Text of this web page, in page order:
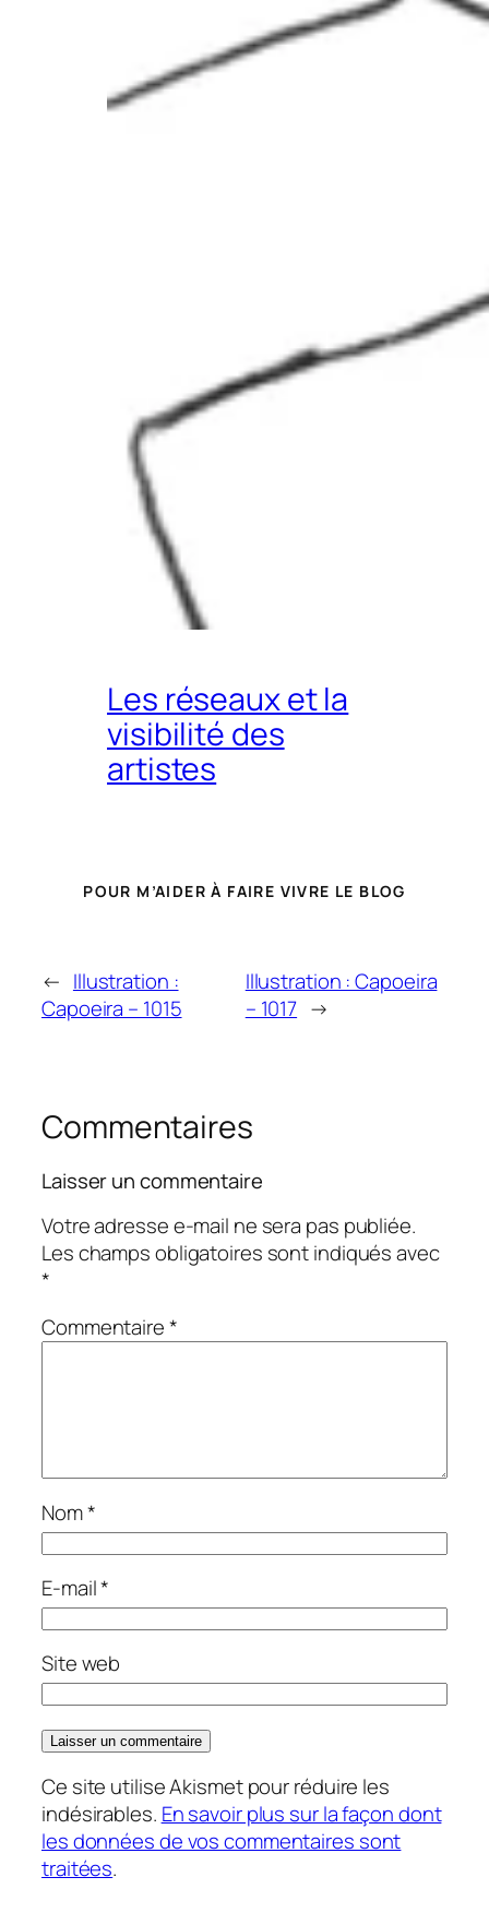
Les réseaux et la
visibilité des
artistes
POUR M’AIDER À FAIRE VIVRE LE BLOG
← Illustration :
Capoeira – 1015
Illustration : Capoeira
– 1017 →
Commentaires
Laisser un commentaire
Votre adresse e-mail ne sera pas publiée.
Les champs obligatoires sont indiqués avec
*
Commentaire*
Nom*
E-mail*
Site web
Ce site utilise Akismet pour réduire les
indésirables. En savoir plus sur la façon dont
les données de vos commentaires sont
traitées.